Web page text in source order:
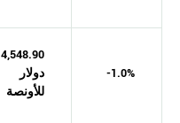
4,548.90
دولار
للأونصة
-1.0%